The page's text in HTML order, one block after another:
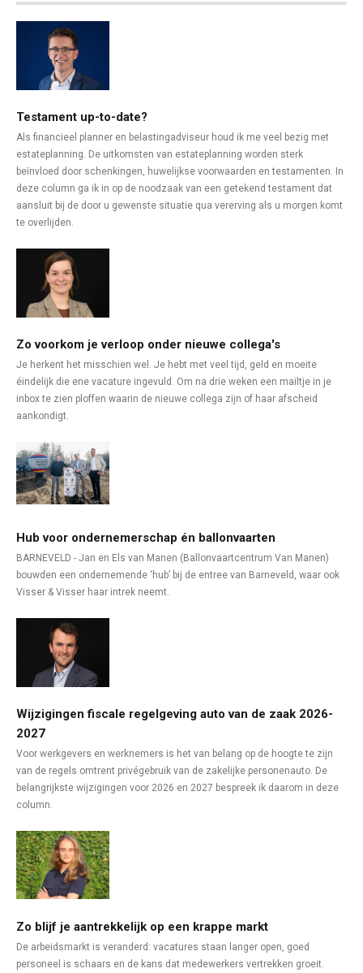
Testament up-to-date?
Als financieel planner en belastingadviseur houd ik me veel bezig met
estateplanning. De uitkomsten van estateplanning worden sterk
beïnvloed door schenkingen, huwelijkse voorwaarden en testamenten. In
deze column ga ik in op de noodzaak van een getekend testament dat
aansluit bij de door u gewenste situatie qua vererving als u morgen komt
te overlijden.
Zo voorkom je verloop onder nieuwe collega's
Je herkent het misschien wel. Je hebt met veel tijd, geld en moeite
éindelijk die ene vacature ingevuld. Om na drie weken een mailtje in je
inbox te zien ploffen waarin de nieuwe collega zijn of haar afscheid
aankondigt.
Hub voor ondernemerschap én ballonvaarten
BARNEVELD - Jan en Els van Manen (Ballonvaartcentrum Van Manen)
bouwden een ondernemende ‘hub’ bij de entree van Barneveld, waar ook
Visser & Visser haar intrek neemt.
Wijzigingen fiscale regelgeving auto van de zaak 2026-
2027
Voor werkgevers en werknemers is het van belang op de hoogte te zijn
van de regels omtrent privégebruik van de zakelijke personenauto. De
belangrijkste wijzigingen voor 2026 en 2027 bespreek ik daarom in deze
column.
Zo blijf je aantrekkelijk op een krappe markt
De arbeidsmarkt is veranderd: vacatures staan langer open, goed
personeel is schaars en de kans dat medewerkers vertrekken groeit.